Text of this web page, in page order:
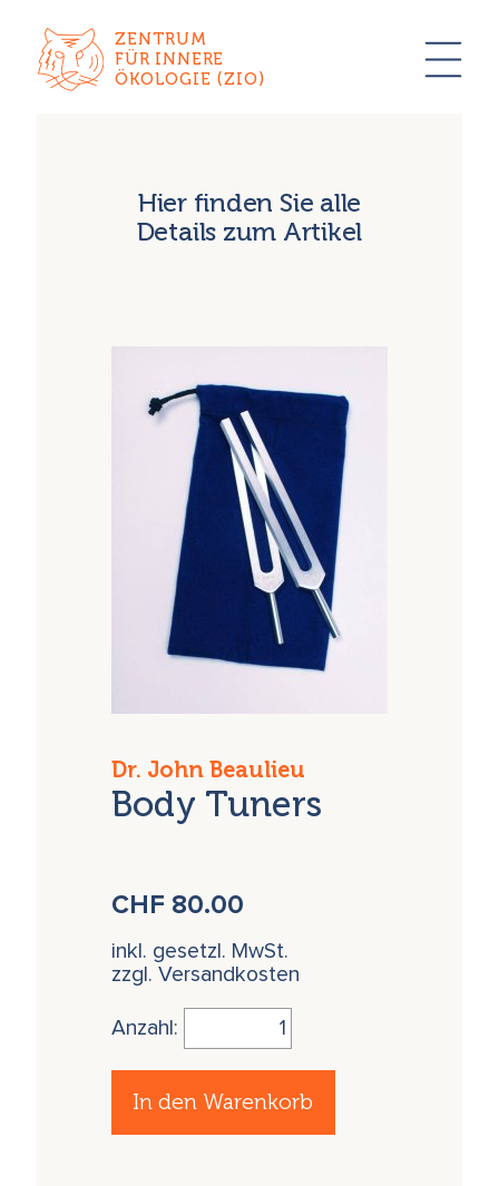
ZENTRUM
FÜR INNERE
ÖKOLOGIE (ZIO)
Hier finden Sie alle
Details zum Artikel
Dr. John Beaulieu
Body Tuners
CHF 80.00
inkl. gesetzl. MwSt.
zzgl. Versandkosten
Anzahl:
In den Warenkorb